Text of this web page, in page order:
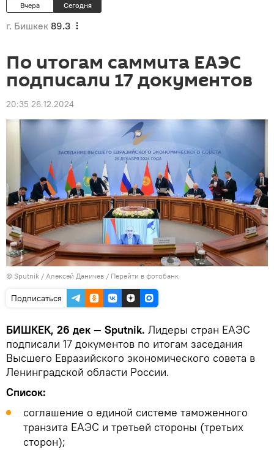
Вчера Сегодня
г. Бишкек 89.3
По итогам саммита ЕАЭС
подписали 17 документов
20:35 26.12.2024
© Sputnik / Алексей Даничев / Перейти в фотобанк
Подписаться
БИШКЕК, 26 дек — Sputnik. Лидеры стран ЕАЭС
подписали 17 документов по итогам заседания
Высшего Евразийского экономического совета в
Ленинградской области России.
Список:
соглашение о единой системе таможенного
транзита ЕАЭС и третьей стороны (третьих
сторон);